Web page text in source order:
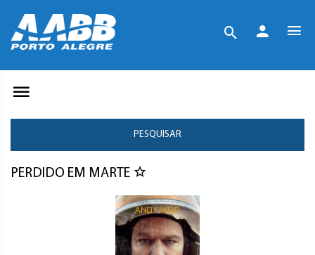
PESQUISAR
PERDIDO EM MARTE